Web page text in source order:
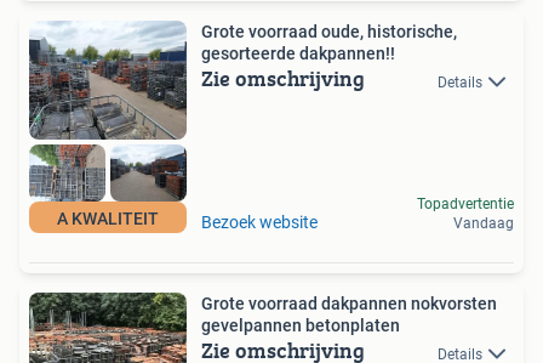
A KWALITEIT
Grote voorraad oude, historische,
gesorteerde dakpannen!!
Zie omschrijving Details
Bezoek website
Topadvertentie
Vandaag
Grote voorraad dakpannen nokvorsten
gevelpannen betonplaten
Zie omschrijving Details